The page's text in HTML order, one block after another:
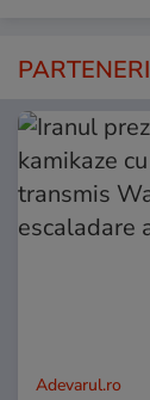
PARTENERI
Adevarul.ro